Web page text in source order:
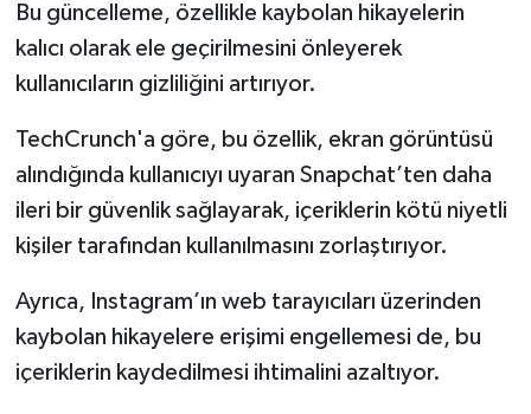
Bu güncelleme, özellikle kaybolan hikayelerin
kalıcı olarak ele geçirilmesini önleyerek
kullanıcıların gizliliğini artırıyor.
TechCrunch'a göre, bu özellik, ekran görüntüsü
alındığında kullanıcıyı uyaran Snapchat’ten daha
ileri bir güvenlik sağlayarak, içeriklerin kötü niyetli
kişiler tarafından kullanılmasını zorlaştırıyor.
Ayrıca, Instagram’ın web tarayıcıları üzerinden
kaybolan hikayelere erişimi engellemesi de, bu
içeriklerin kaydedilmesi ihtimalini azaltıyor.